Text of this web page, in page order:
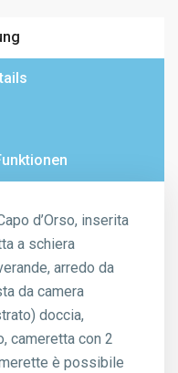
d’Orso, inserita
a schiera
arredo da
da camera
doccia,
cameretta con 2
è possibile